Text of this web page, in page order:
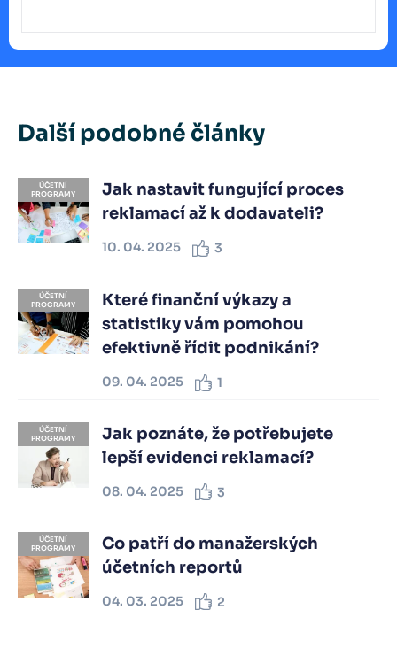
Další podobné články
ÚČETNÍ
PROGRAMY
Jak nastavit fungující proces
reklamací až k dodavateli?
10. 04. 2025 3
ÚČETNÍ
PROGRAMY
Které finanční výkazy a
statistiky vám pomohou
efektivně řídit podnikání?
09. 04. 2025 1
ÚČETNÍ
PROGRAMY
Jak poznáte, že potřebujete
lepší evidenci reklamací?
08. 04. 2025 3
ÚČETNÍ
PROGRAMY
Co patří do manažerských
účetních reportů
04. 03. 2025 2